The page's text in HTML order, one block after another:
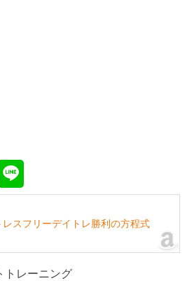
スフリーデイトレ勝利の方程式
トレーニング